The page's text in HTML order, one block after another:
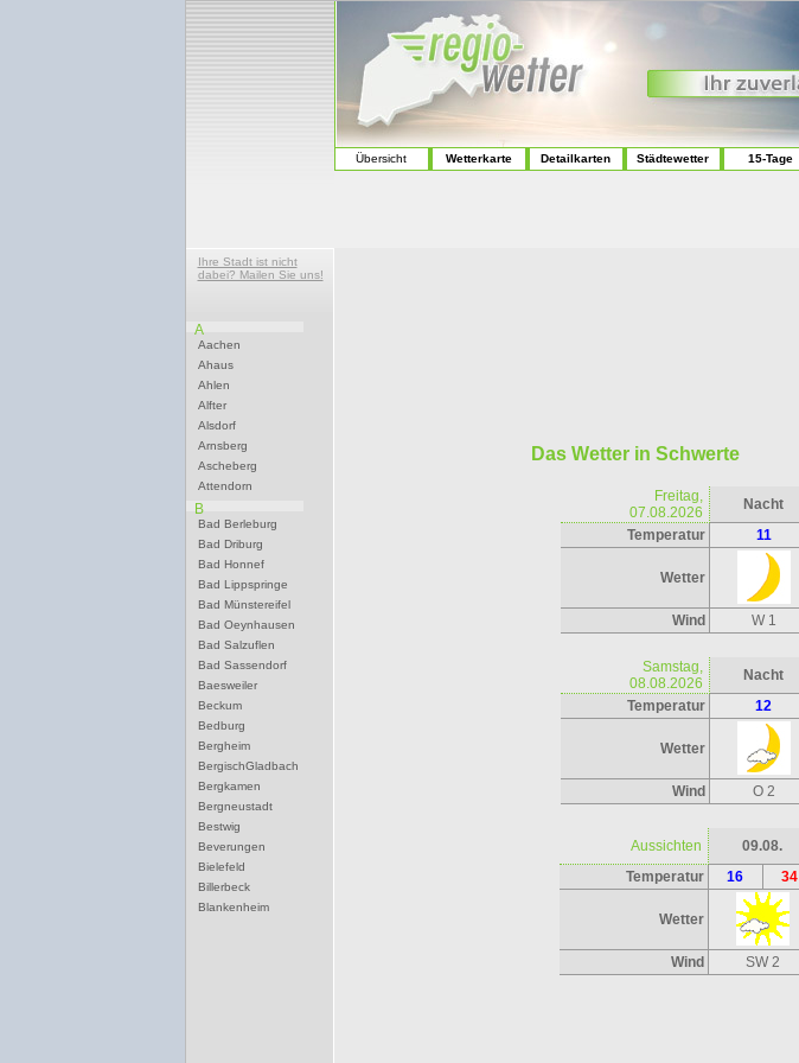
Übersicht Wetterkarte Detailkarten Städtewetter 15-Tage
Ihre Stadt ist nicht
dabei? Mailen Sie uns!
A
Aachen
Ahaus
Ahlen
Alfter
Alsdorf
Arnsberg
Ascheberg
Attendorn
B
Bad Berleburg
Bad Driburg
Bad Honnef
Bad Lippspringe
Bad Münstereifel
Bad Oeynhausen
Bad Salzuflen
Bad Sassendorf
Baesweiler
Beckum
Bedburg
Bergheim
BergischGladbach
Bergkamen
Bergneustadt
Bestwig
Beverungen
Bielefeld
Billerbeck
Blankenheim
Das Wetter in Schwerte
Freitag,
07.08.2026
Nacht
Temperatur
11
Wetter
Wind W 1
Samstag,
08.08.2026
Nacht
Temperatur
12
Wetter
Wind O 2
Aussichten 09.08.
Temperatur
16 34
Wetter
Wind SW 2